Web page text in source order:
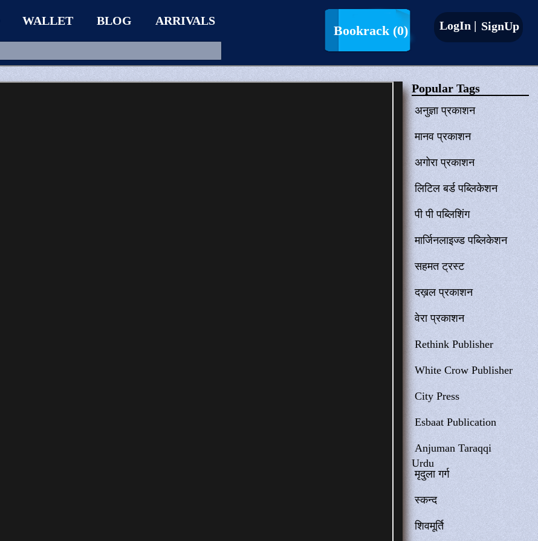
WALLET BLOG ARRIVALS
Bookrack (0) LogIn | SignUp
Popular Tags
अनुज्ञा प्रकाशन
मानव प्रकाशन
अगोरा प्रकाशन
लिटिल बर्ड पब्लिकेशन
पी पी पब्लिशिंग
मार्जिनलाइज्ड पब्लिकेशन
सहमत ट्रस्ट
दख़ल प्रकाशन
वेरा प्रकाशन
Rethink Publisher
White Crow Publisher
City Press
Esbaat Publication
Anjuman Taraqqi
Urdu
मृदुला गर्ग
स्कन्द
शिवमूर्ति